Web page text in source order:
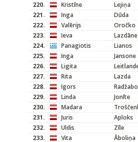
220.
Kristīne
Lejiņa
221.
Inga Dūda
222.
Valērijs Oročko
223.
Ieva
Lazdāne
224.
Panagiotis
Lianos
225.
Inga
Jansone
226.
Ligita
227.
Rita Lazda
228.
Igors
229.
Linda
Jonīte
230.
Madara
231.
Juris
Aploks
232.
Uldis Zīle
233.
Vita
Āboliņa